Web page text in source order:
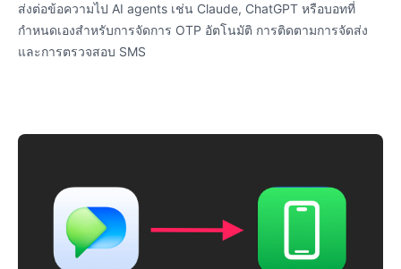
ส่งต่อข้อความไป AI agents เช่น Claude, ChatGPT หรือบอทที่
กำหนดเองสำหรับการจัดการ OTP อัตโนมัติ การติดตามการจัดส่ง
และการตรวจสอบ SMS